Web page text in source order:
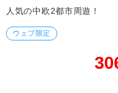
人気の中欧2都市周遊！
ウェブ限定